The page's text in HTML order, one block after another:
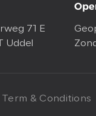
71 E
Uddel
Term & Conditions